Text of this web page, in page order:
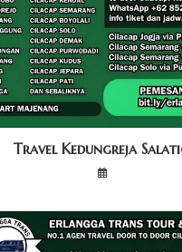
Travel Kedungreja